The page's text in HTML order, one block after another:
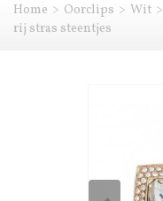
Home > Oorclips > Wit >
rij stras steentjes